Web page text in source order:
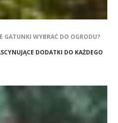
GATUNKI WYBRAĆ DO OGRODU?
DODATKI DO KAŻDEGO